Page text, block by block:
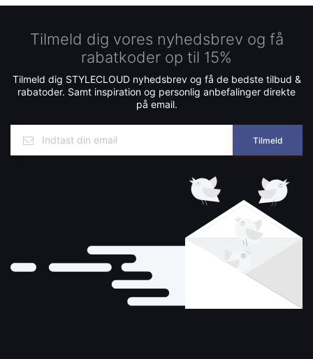
Tilmeld dig vores nyhedsbrev og få
rabatkoder op til 15%
Tilmeld dig STYLECLOUD nyhedsbrev og få de bedste tilbud &
rabatoder. Samt inspiration og personlig anbefalinger direkte
på email.
Tilmeld